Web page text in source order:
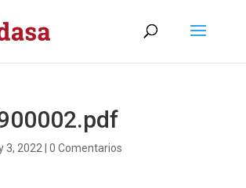
3, 2022 0 Comentarios